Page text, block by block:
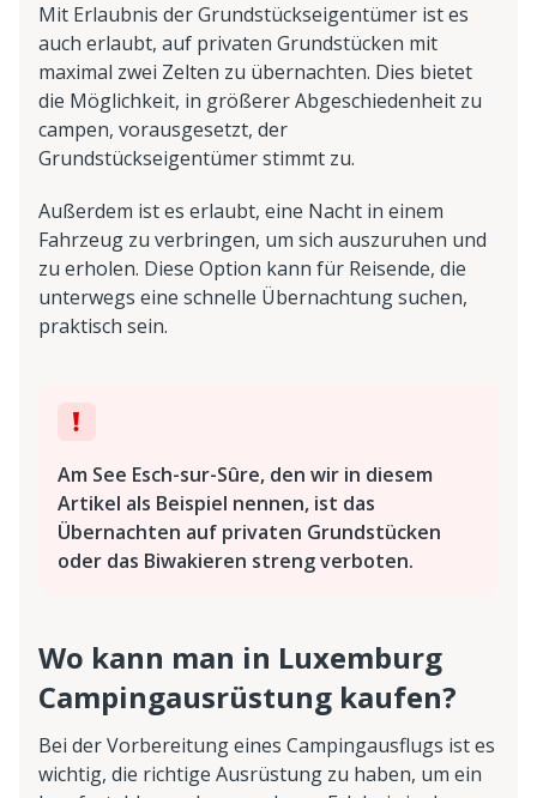
Mit Erlaubnis der Grundstückseigentümer ist es
auch erlaubt, auf privaten Grundstücken mit
maximal zwei Zelten zu übernachten. Dies bietet
die Möglichkeit, in größerer Abgeschiedenheit zu
campen, vorausgesetzt, der
Grundstückseigentümer stimmt zu.
Außerdem ist es erlaubt, eine Nacht in einem
Fahrzeug zu verbringen, um sich auszuruhen und
zu erholen. Diese Option kann für Reisende, die
unterwegs eine schnelle Übernachtung suchen,
praktisch sein.
Am See Esch-sur-Sûre, den wir in diesem
Artikel als Beispiel nennen, ist das
Übernachten auf privaten Grundstücken
oder das Biwakieren streng verboten.
Wo kann man in Luxemburg
Campingausrüstung kaufen?
Bei der Vorbereitung eines Campingausflugs ist es
wichtig, die richtige Ausrüstung zu haben, um ein